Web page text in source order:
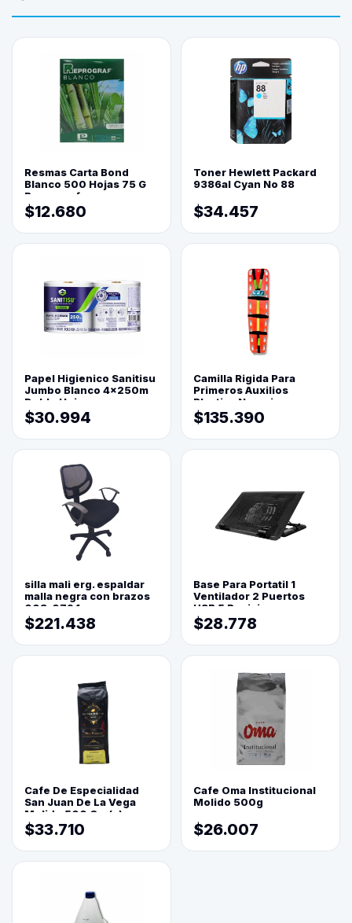
Resmas Carta Bond
Blanco 500 Hojas 75 G
Reprograf.
$12.680
Toner Hewlett Packard
9386al Cyan No 88
$34.457
Papel Higienico Sanitisu
Jumbo Blanco 4x250m
Doble Hoja
$30.994
Camilla Rigida Para
Primeros Auxilios
Plastica Naranja
$135.390
silla mali erg. espaldar
malla negra con brazos
003-0794
$221.438
Base Para Portatil 1
Ventilador 2 Puertos
USB 5 Posiciones
$28.778
Cafe De Especialidad
San Juan De La Vega
Molido 500 Grs(=)
$33.710
Cafe Oma Institucional
Molido 500g
$26.007